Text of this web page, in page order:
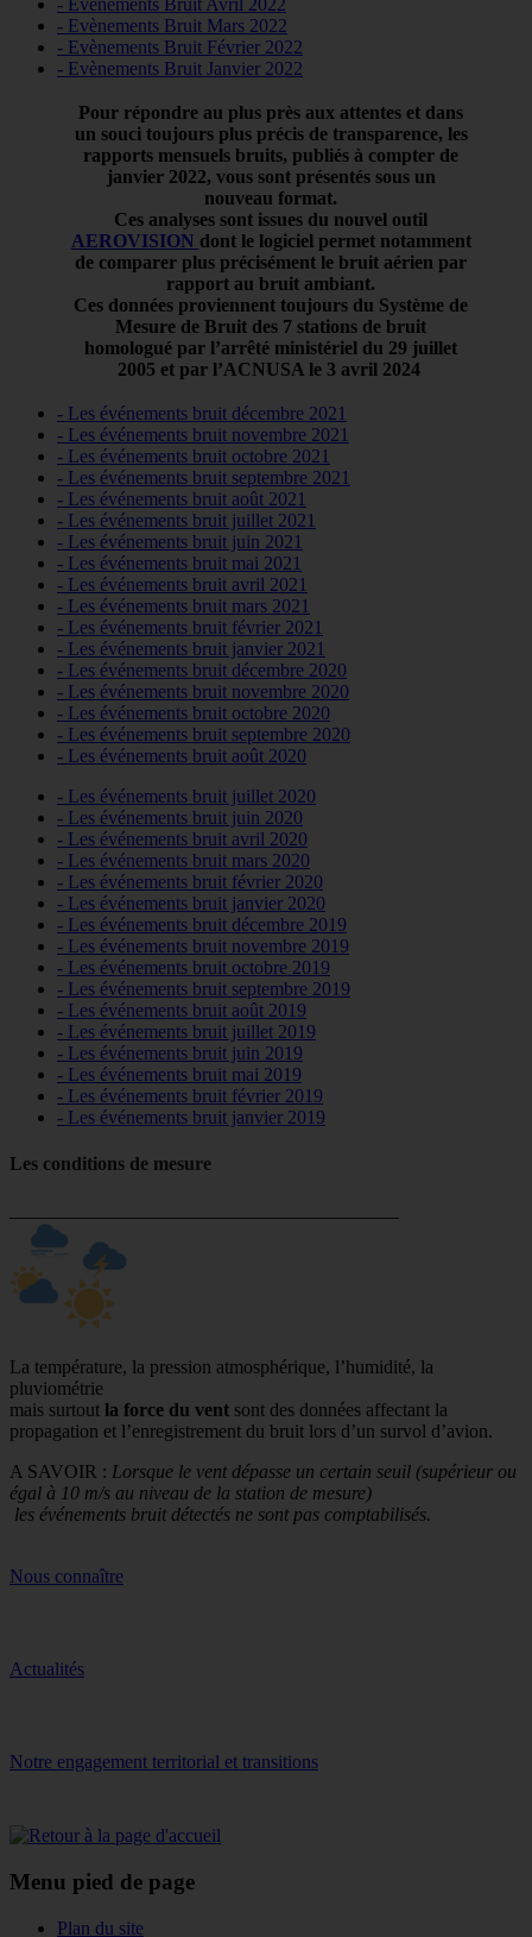
- Evènements Bruit Mars 2022
- Evènements Bruit Février 2022
- Evènements Bruit Janvier 2022
Pour répondre au plus près aux attentes et dans
un souci toujours plus précis de transparence, les
rapports mensuels bruits, publiés à compter de
janvier 2022, vous sont présentés sous un
nouveau format.
Ces analyses sont issues du nouvel outil
AEROVISION dont le logiciel permet notamment
de comparer plus précisément le bruit aérien par
rapport au bruit ambiant.
Ces données proviennent toujours du Système de
Mesure de Bruit des 7 stations de bruit
homologué par l’arrêté ministériel du 29 juillet
2005 et par l’ACNUSA le 3 avril 2024
- Les événements bruit décembre 2021
- Les événements bruit novembre 2021
- Les événements bruit octobre 2021
- Les événements bruit septembre 2021
- Les événements bruit août 2021
- Les événements bruit juillet 2021
- Les événements bruit juin 2021
- Les événements bruit mai 2021
- Les événements bruit avril 2021
- Les événements bruit mars 2021
- Les événements bruit février 2021
- Les événements bruit janvier 2021
- Les événements bruit décembre 2020
- Les événements bruit novembre 2020
- Les événements bruit octobre 2020
- Les événements bruit septembre 2020
- Les événements bruit août 2020
- Les événements bruit juillet 2020
- Les événements bruit juin 2020
- Les événements bruit avril 2020
- Les événements bruit mars 2020
- Les événements bruit février 2020
- Les événements bruit janvier 2020
- Les événements bruit décembre 2019
- Les événements bruit novembre 2019
- Les événements bruit octobre 2019
- Les événements bruit septembre 2019
- Les événements bruit août 2019
- Les événements bruit juillet 2019
- Les événements bruit juin 2019
- Les événements bruit mai 2019
- Les événements bruit février 2019
- Les événements bruit janvier 2019
Les conditions de mesure
La température, la pression atmosphérique, l’humidité, la
pluviométrie
mais surtout la force du vent sont des données affectant la
propagation et l’enregistrement du bruit lors d’un survol d’avion.
A SAVOIR : Lorsque le vent dépasse un certain seuil (supérieur ou
égal à 10 m/s au niveau de la station de mesure)
les événements bruit détectés ne sont pas comptabilisés.
Nous connaître
Actualités
Notre engagement territorial et transitions
Menu pied de page
Plan du site